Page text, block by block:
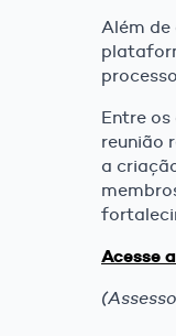
Além
Entre
reunião
a
Acesse